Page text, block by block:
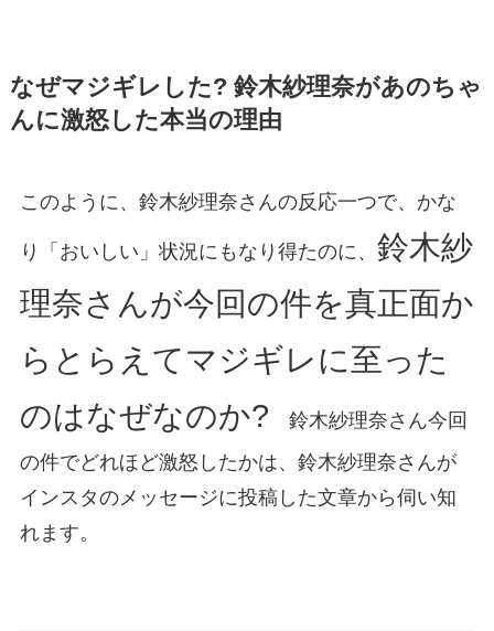
なぜマジギレした? 鈴木紗理奈があのちゃ
んに激怒した本当の理由
このように、鈴木紗理奈さんの反応一つで、かな
り「おいしい」状況にもなり得たのに、 鈴木紗
理奈さんが今回の件を真正面か
らとらえてマジギレに至った
のはなぜなのか? 鈴木紗理奈さん今回
の件でどれほど激怒したかは、鈴木紗理奈さんが
インスタのメッセージに投稿した文章から伺い知
れます。